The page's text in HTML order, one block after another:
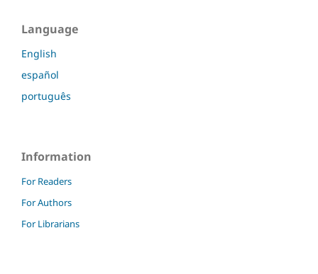
Language
English
español
português
Information
For Readers
For Authors
For Librarians